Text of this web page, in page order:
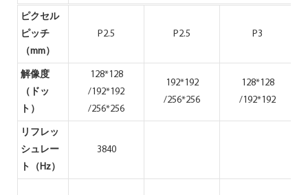
ピクセル
ピッチ
（mm）
P2.5 P2.5 P3
解像度
（ドッ
ト）
128*128
/192*192
/256*256
192*192
/256*256
128*128
/192*192
リフレッ
シュレー
ト（Hz）
3840